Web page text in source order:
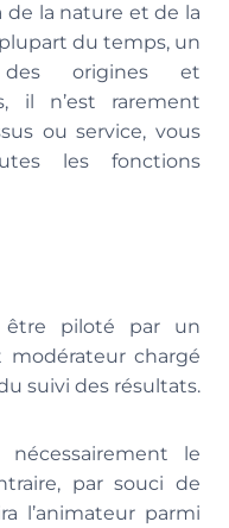
de la nature et de la
du temps, un
origines et
il n’est rarement
ou service, vous
les fonctions
piloté par un
chargé
suivi des résultats.
le
par souci de
l’animateur parmi